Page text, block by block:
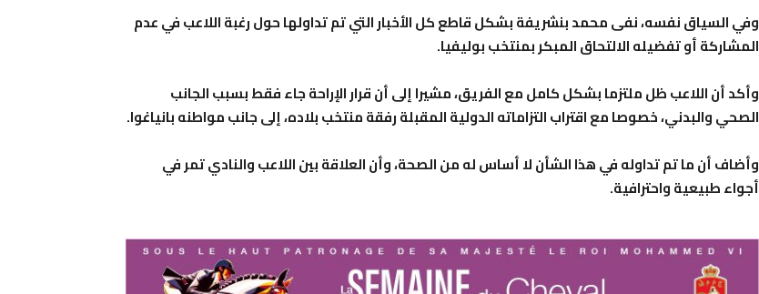
وفي السياق نفسه، نفى محمد بنشريفة بشكل قاطع كل الأخبار التي تم تداولها حول رغبة اللاعب في عدم
المشاركة أو تفضيله الالتحاق المبكر بمنتخب بوليفيا.
وأكد أن اللاعب ظل ملتزما بشكل كامل مع الفريق، مشيرا إلى أن قرار الإراحة جاء فقط بسبب الجانب
الصحي والبدني، خصوصا مع اقتراب التزاماته الدولية المقبلة رفقة منتخب بلاده، إلى جانب مواطنه بانياغوا.
وأضاف أن ما تم تداوله في هذا الشأن لا أساس له من الصحة، وأن العلاقة بين اللاعب والنادي تمر في
أجواء طبيعية واحترافية.